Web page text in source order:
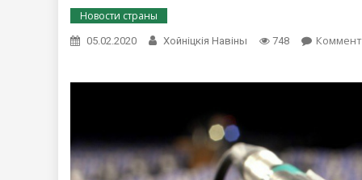
Новости страны
05.02.2020 Хойнiцкiя Навiны 748